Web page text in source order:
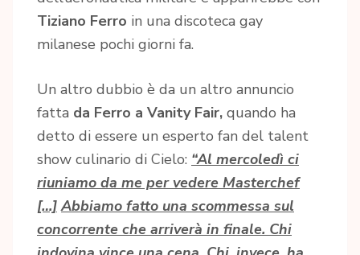
Tiziano Ferro in una discoteca gay
milanese pochi giorni fa.
Un altro dubbio è da un altro annuncio
fatta da Ferro a Vanity Fair, quando ha
detto di essere un esperto fan del talent
show culinario di Cielo: “Al mercoledì ci
riuniamo da me per vedere Masterchef
[…] Abbiamo fatto una scommessa sul
concorrente che arriverà in finale. Chi